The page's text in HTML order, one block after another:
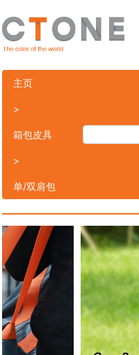
主页
>
箱包皮具
>
单/双肩包